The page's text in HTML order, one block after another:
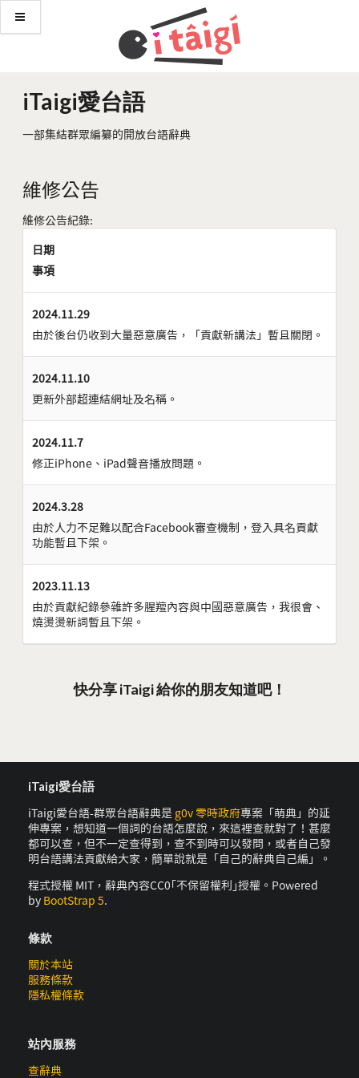
iTaigi愛台語
一部集結群眾編纂的開放台語辭典
維修公告
維修公告紀錄:
日期
事項
2024.11.29
由於後台仍收到大量惡意廣告，「貢獻新講法」暫且關閉。
2024.11.10
更新外部超連結網址及名稱。
2024.11.7
修正iPhone、iPad聲音播放問題。
2024.3.28
由於人力不足難以配合Facebook審查機制，登入具名貢獻
功能暫且下架。
2023.11.13
由於貢獻紀錄參雜許多腥羶內容與中國惡意廣告，我很會、
燒燙燙新詞暫且下架。
快分享 iTaigi 給你的朋友知道吧！
iTaigi愛台語
iTaigi愛台語-群眾台語辭典是 g0v 零時政府專案「萌典」的延
伸專案，想知道一個詞的台語怎麼說，來這裡查就對了！甚麼
都可以查，但不一定查得到，查不到時可以發問，或者自己發
明台語講法貢獻給大家，簡單說就是「自己的辭典自己編」。
程式授權 MIT，辭典內容CC0｢不保留權利｣授權。Powered
by BootStrap 5.
條款
關於本站
服務條款
隱私權條款
站內服務
查辭典